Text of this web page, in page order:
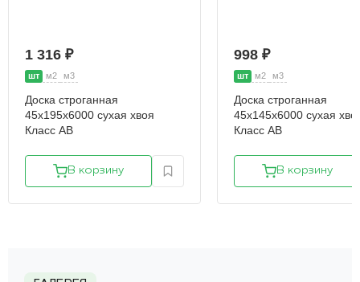
1 316 ₽
шт м2 м3
Доска строганная
45х195х6000 сухая хвоя
Класс АВ
В корзину
998 ₽
шт м2 м3
Доска строганная
45х145х6000 сухая
Класс АВ
В корзину